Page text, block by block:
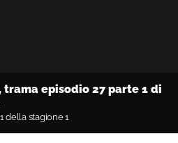
trama episodio 27 parte 1 di
della stagione 1